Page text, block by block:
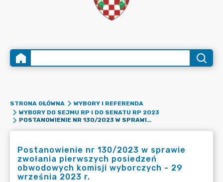
STRONA GŁÓWNA
WYBORY I REFERENDA
WYBORY DO SEJMU RP I DO SENATU RP 2023
POSTANOWIENIE NR 130/2023 W SPRAWIE ZWOŁANIA PIERWSZYCH POSIEDZEŃ OBWODOWYCH KOMISJI WYBORCZYCH - 29 WRZEŚNIA 2023 R.
Postanowienie nr 130/2023 w sprawie
zwołania pierwszych posiedzeń
obwodowych komisji wyborczych - 29
września 2023 r.